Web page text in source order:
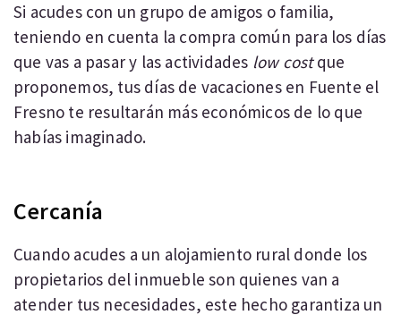
Si acudes con un grupo de amigos o familia,
teniendo en cuenta la compra común para los días
que vas a pasar y las actividades low costque
proponemos, tus días de vacaciones en Fuente el
Fresno te resultarán más económicos de lo que
habías imaginado.
Cercanía
Cuando acudes a un alojamiento rural donde los
propietarios del inmueble son quienes van a
atender tus necesidades, este hecho garantiza un